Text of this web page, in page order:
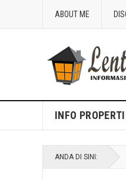
ABOUT ME
Blog Lentera Rumah
INFO PROPERTI
ANDA DI SINI: